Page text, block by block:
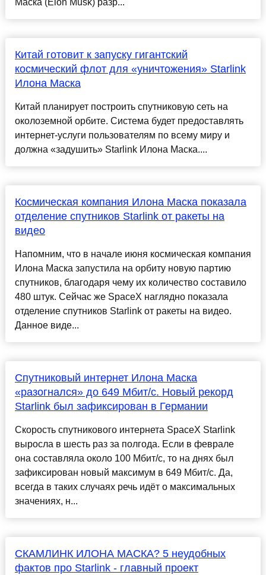
Маска (Elon Musk) разр...
Китай готовит к запуску гигантский
космический флот для «уничтожения» Starlink
Илона Маска
Китай планирует построить спутниковую сеть на
околоземной орбите. Система будет предоставлять
интернет-услуги пользователям по всему миру и
должна «задушить» Starlink Илона Маска....
Космическая компания Илона Маска показала
отделение спутников Starlink от ракеты на
видео
Напомним, что в начале июня космическая компания
Илона Маска запустила на орбиту новую партию
спутников, благодаря чему их количество составило
480 штук. Сейчас же SpaceX наглядно показала
отделение спутников Starlink от ракеты на видео.
Данное виде...
Спутниковый интернет Илона Маска
«разогнался» до 649 Мбит/с. Новый рекорд
Starlink был зафиксирован в Германии
Скорость спутникового интернета SpaceX Starlink
выросла в шесть раз за полгода. Если в феврале
она составляла около 100 Мбит/с, то на днях был
зафиксирован новый максимум в 649 Мбит/с. Да,
всегда в таких случаях речь идёт о максимальных
значениях, н...
СКАМЛИНК ИЛОНА МАСКА? 5 неудобных
фактов про Starlink - главный проект